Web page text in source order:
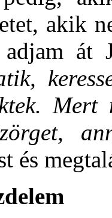
akik
adjam
és